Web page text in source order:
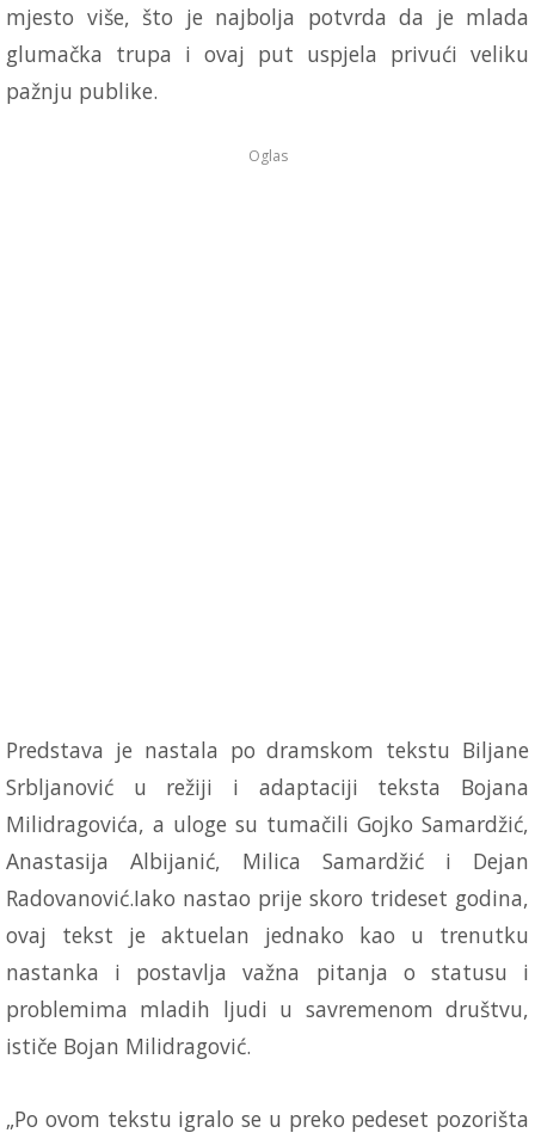
mjesto više, što je najbolja potvrda da je mlada
glumačka trupa i ovaj put uspjela privući veliku
pažnju publike.
Oglas
Predstava je nastala po dramskom tekstu Biljane
Srbljanović u režiji i adaptaciji teksta Bojana
Milidragovića, a uloge su tumačili Gojko Samardžić,
Anastasija Albijanić, Milica Samardžić i Dejan
Radovanović.Iako nastao prije skoro trideset godina,
ovaj tekst je aktuelan jednako kao u trenutku
nastanka i postavlja važna pitanja o statusu i
problemima mladih ljudi u savremenom društvu,
ističe Bojan Milidragović.
„Po ovom tekstu igralo se u preko pedeset pozorišta